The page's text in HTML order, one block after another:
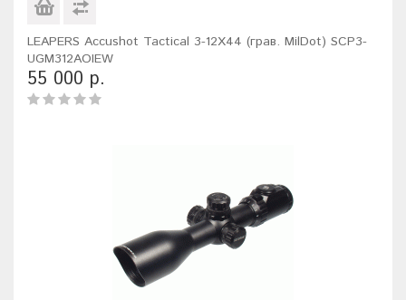
LEAPERS Accushot Tactical 3-12X44 (грав. MilDot) SCP3-
UGM312AOIEW
55 000 р.